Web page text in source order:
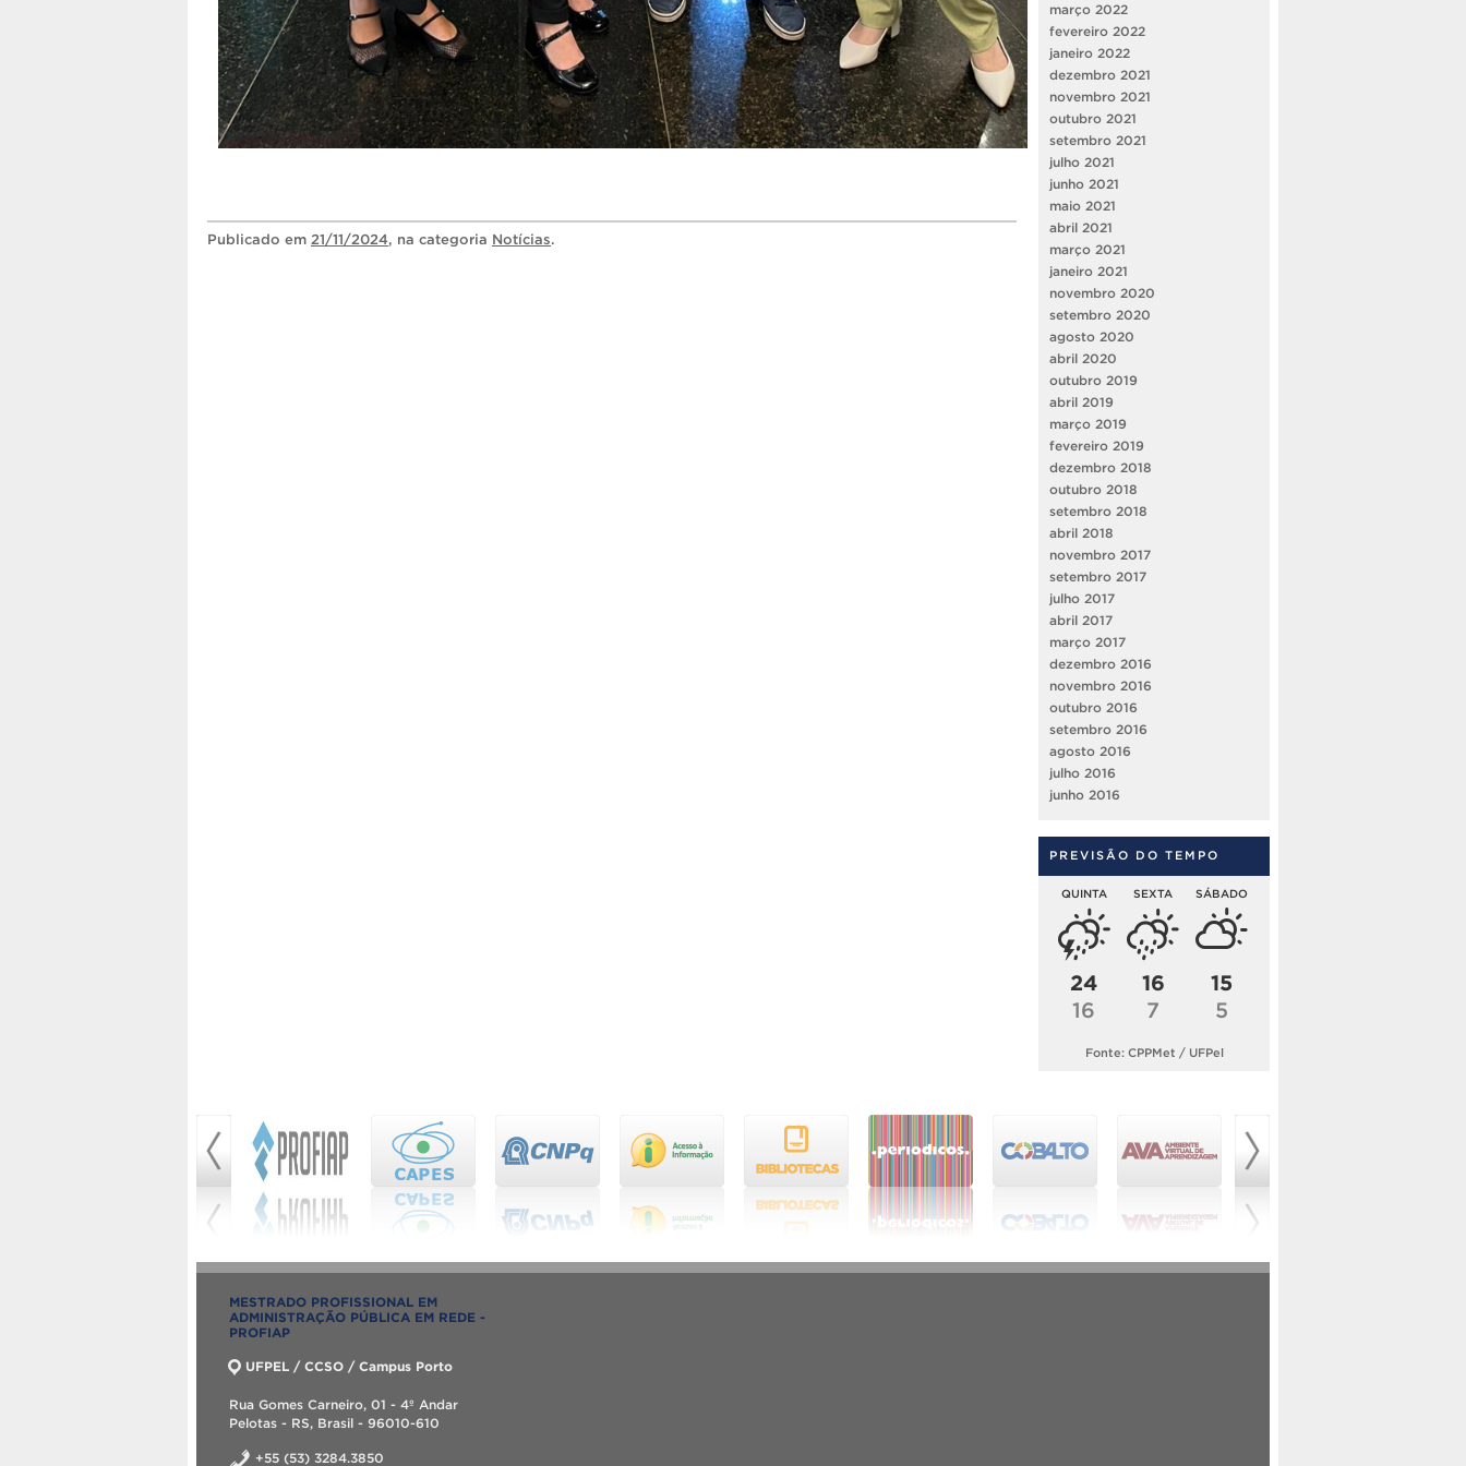
Publicado em 21/11/2024, na categoria Notícias.
março 2022
fevereiro 2022
janeiro 2022
dezembro 2021
novembro 2021
outubro 2021
setembro 2021
julho 2021
junho 2021
maio 2021
abril 2021
março 2021
janeiro 2021
novembro 2020
setembro 2020
agosto 2020
abril 2020
outubro 2019
abril 2019
março 2019
fevereiro 2019
dezembro 2018
outubro 2018
setembro 2018
abril 2018
novembro 2017
setembro 2017
julho 2017
abril 2017
março 2017
dezembro 2016
novembro 2016
outubro 2016
setembro 2016
agosto 2016
julho 2016
junho 2016
PREVISÃO DO TEMPO
QUINTA
24
16
SEXTA
16
7
SÁBADO
15
5
Fonte: CPPMet / UFPel
MESTRADO PROFISSIONAL EM
ADMINISTRAÇÃO PÚBLICA EM REDE -
PROFIAP
UFPEL / CCSO / Campus Porto
Rua Gomes Carneiro, 01 - 4º Andar
Pelotas - RS, Brasil - 96010-610
+55 (53) 3284.3850